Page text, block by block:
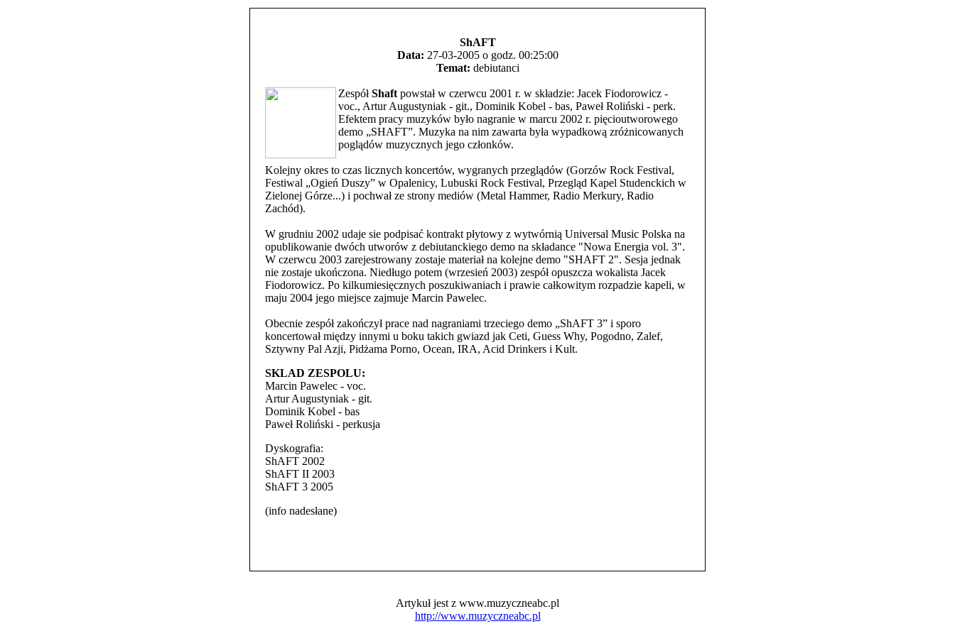
ShAFT
Data: 27-03-2005 o godz. 00:25:00
Temat: debiutanci
ZespółShaft powstał w czerwcu 2001 r. w składzie: Jacek Fiodorowicz -
voc., Artur Augustyniak - git., Dominik Kobel - bas, Paweł Roliński - perk.
Efektem pracy muzyków było nagranie w marcu 2002 r. pięcioutworowego
demo „SHAFT”. Muzyka na nim zawarta była wypadkową zróżnicowanych
poglądów muzycznych jego członków.
Kolejny okres to czas licznych koncertów, wygranych przeglądów (Gorzów Rock Festival,
Festiwal „Ogień Duszy” w Opalenicy, Lubuski Rock Festival, Przegląd Kapel Studenckich w
Zielonej Górze...) i pochwał ze strony mediów (Metal Hammer, Radio Merkury, Radio
Zachód).
W grudniu 2002 udaje sie podpisać kontrakt płytowy z wytwórnią Universal Music Polska na
opublikowanie dwóch utworów z debiutanckiego demo na składance "Nowa Energia vol. 3".
W czerwcu 2003 zarejestrowany zostaje materiał na kolejne demo "SHAFT 2". Sesja jednak
nie zostaje ukończona. Niedługo potem (wrzesień 2003) zespół opuszcza wokalista Jacek
Fiodorowicz. Po kilkumiesięcznych poszukiwaniach i prawie całkowitym rozpadzie kapeli, w
maju 2004 jego miejsce zajmuje Marcin Pawelec.
Obecnie zespół zakończył prace nad nagraniami trzeciego demo „ShAFT 3” i sporo
koncertował między innymi u boku takich gwiazd jak Ceti, Guess Why, Pogodno, Zalef,
Sztywny Pal Azji, Pidżama Porno, Ocean, IRA, Acid Drinkers i Kult.
SKLAD ZESPOLU:
Marcin Pawelec - voc.
Artur Augustyniak - git.
Dominik Kobel - bas
Paweł Roliński - perkusja
Dyskografia:
ShAFT 2002
ShAFT II 2003
ShAFT 3 2005
(info nadesłane)
Artykuł jest z www.muzyczneabc.pl
http://www.muzyczneabc.pl